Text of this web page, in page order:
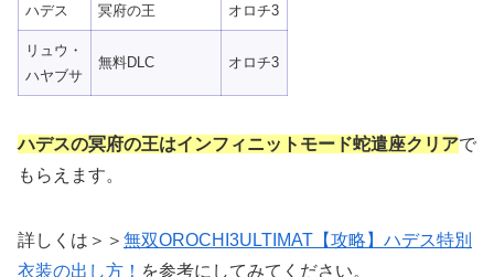
ハデス 冥府の王 オロチ3
リュウ・
ハヤブサ
無料DLC オロチ3
ハデスの冥府の王はインフィニットモード蛇遣座クリアで
もらえます。
詳しくは＞＞ 無双OROCHI3ULTIMAT【攻略】ハデス特別
衣装の出し方！ を参考にしてみてください。